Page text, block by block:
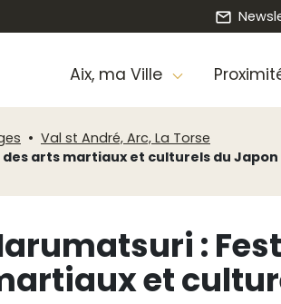
Aix, ma Ville
Val st André, Arc, La Torse
arts martiaux et culturels du Japon
:
et